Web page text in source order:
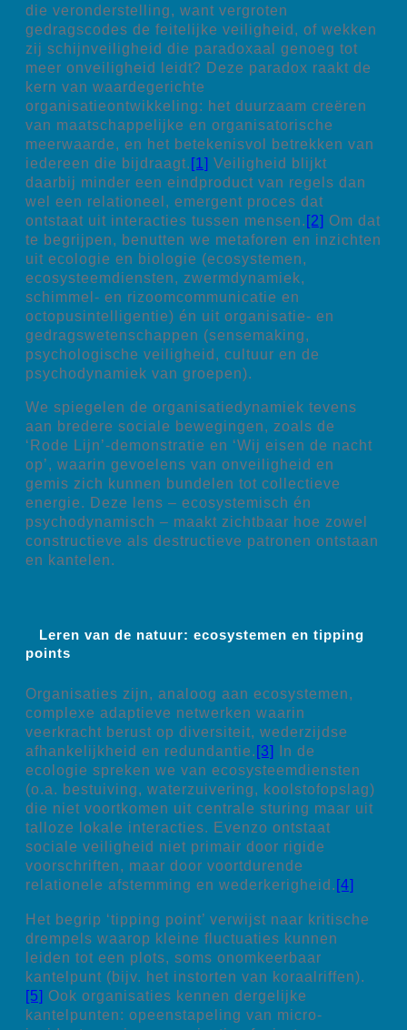
die veronderstelling, want vergroten
gedragscodes de feitelijke veiligheid, of wekken
zij schijnveiligheid die paradoxaal genoeg tot
meer onveiligheid leidt? Deze paradox raakt de
kern van waardegerichte
organisatieontwikkeling: het duurzaam creëren
van maatschappelijke en organisatorische
meerwaarde, en het betekenisvol betrekken van
iedereen die bijdraagt.[1] Veiligheid blijkt
daarbij minder een eindproduct van regels dan
wel een relationeel, emergent proces dat
ontstaat uit interacties tussen mensen.[2] Om dat
te begrijpen, benutten we metaforen en inzichten
uit ecologie en biologie (ecosystemen,
ecosysteemdiensten, zwermdynamiek,
schimmel- en rizoomcommunicatie en
octopusintelligentie) én uit organisatie- en
gedragswetenschappen (sensemaking,
psychologische veiligheid, cultuur en de
psychodynamiek van groepen).
We spiegelen de organisatiedynamiek tevens
aan bredere sociale bewegingen, zoals de
‘Rode Lijn’-demonstratie en ‘Wij eisen de nacht
op’, waarin gevoelens van onveiligheid en
gemis zich kunnen bundelen tot collectieve
energie. Deze lens – ecosystemisch én
psychodynamisch – maakt zichtbaar hoe zowel
constructieve als destructieve patronen ontstaan
en kantelen.
Leren van de natuur: ecosystemen en tipping
points
Organisaties zijn, analoog aan ecosystemen,
complexe adaptieve netwerken waarin
veerkracht berust op diversiteit, wederzijdse
afhankelijkheid en redundantie. [3]
In de
ecologie spreken we van ecosysteemdiensten
(o.a. bestuiving, waterzuivering, koolstofopslag)
die niet voortkomen uit centrale sturing maar uit
talloze lokale interacties. Evenzo ontstaat
sociale veiligheid niet primair door rigide
voorschriften, maar door voortdurende
relationele afstemming en wederkerigheid. [4]
Het begrip ‘tipping point’ verwijst naar kritische
drempels waarop kleine fluctuaties kunnen
leiden tot een plots, soms onomkeerbaar
kantelpunt (bijv. het instorten van koraalriffen).
[5] Ook organisaties kennen dergelijke
kantelpunten: opeenstapeling van micro-